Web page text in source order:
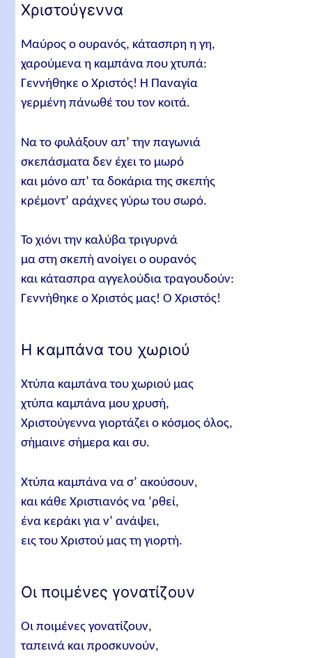
Χριστούγεννα
Μαύρος ο ουρανός, κάτασπρη η γη,
χαρούμενα η καμπάνα που χτυπά:
Γεννήθηκε ο Χριστός! Η Παναγία
γερμένη πάνωθέ του τον κοιτά.
Να το φυλάξουν απ’ την παγωνιά
σκεπάσματα δεν έχει το μωρό
και μόνο απ’ τα δοκάρια της σκεπής
κρέμοντ’ αράχνες γύρω του σωρό.
Το χιόνι την καλύβα τριγυρνά
μα στη σκεπή ανοίγει ο ουρανός
και κάτασπρα αγγελούδια τραγουδούν:
Γεννήθηκε ο Χριστός μας! Ο Χριστός!
Η καμπάνα του χωριού
Χτύπα καμπάνα του χωριού μας
χτύπα καμπάνα μου χρυσή,
Χριστούγεννα γιορτάζει ο κόσμος όλος,
σήμαινε σήμερα και συ.
Χτύπα καμπάνα να σ’ ακούσουν,
και κάθε Χριστιανός να ‘ρθεί,
ένα κεράκι για ν’ ανάψει,
εις του Χριστού μας τη γιορτή.
Οι ποιμένες γονατίζουν
Οι ποιμένες γονατίζουν,
ταπεινά και προσκυνούν,